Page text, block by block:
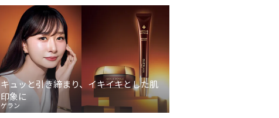
キュッと引き締まり、イキイキとした肌
印象に
ゲラン